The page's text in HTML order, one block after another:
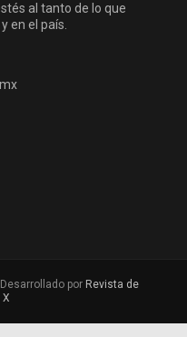
al tanto de lo que
y en el país.
por Revista de